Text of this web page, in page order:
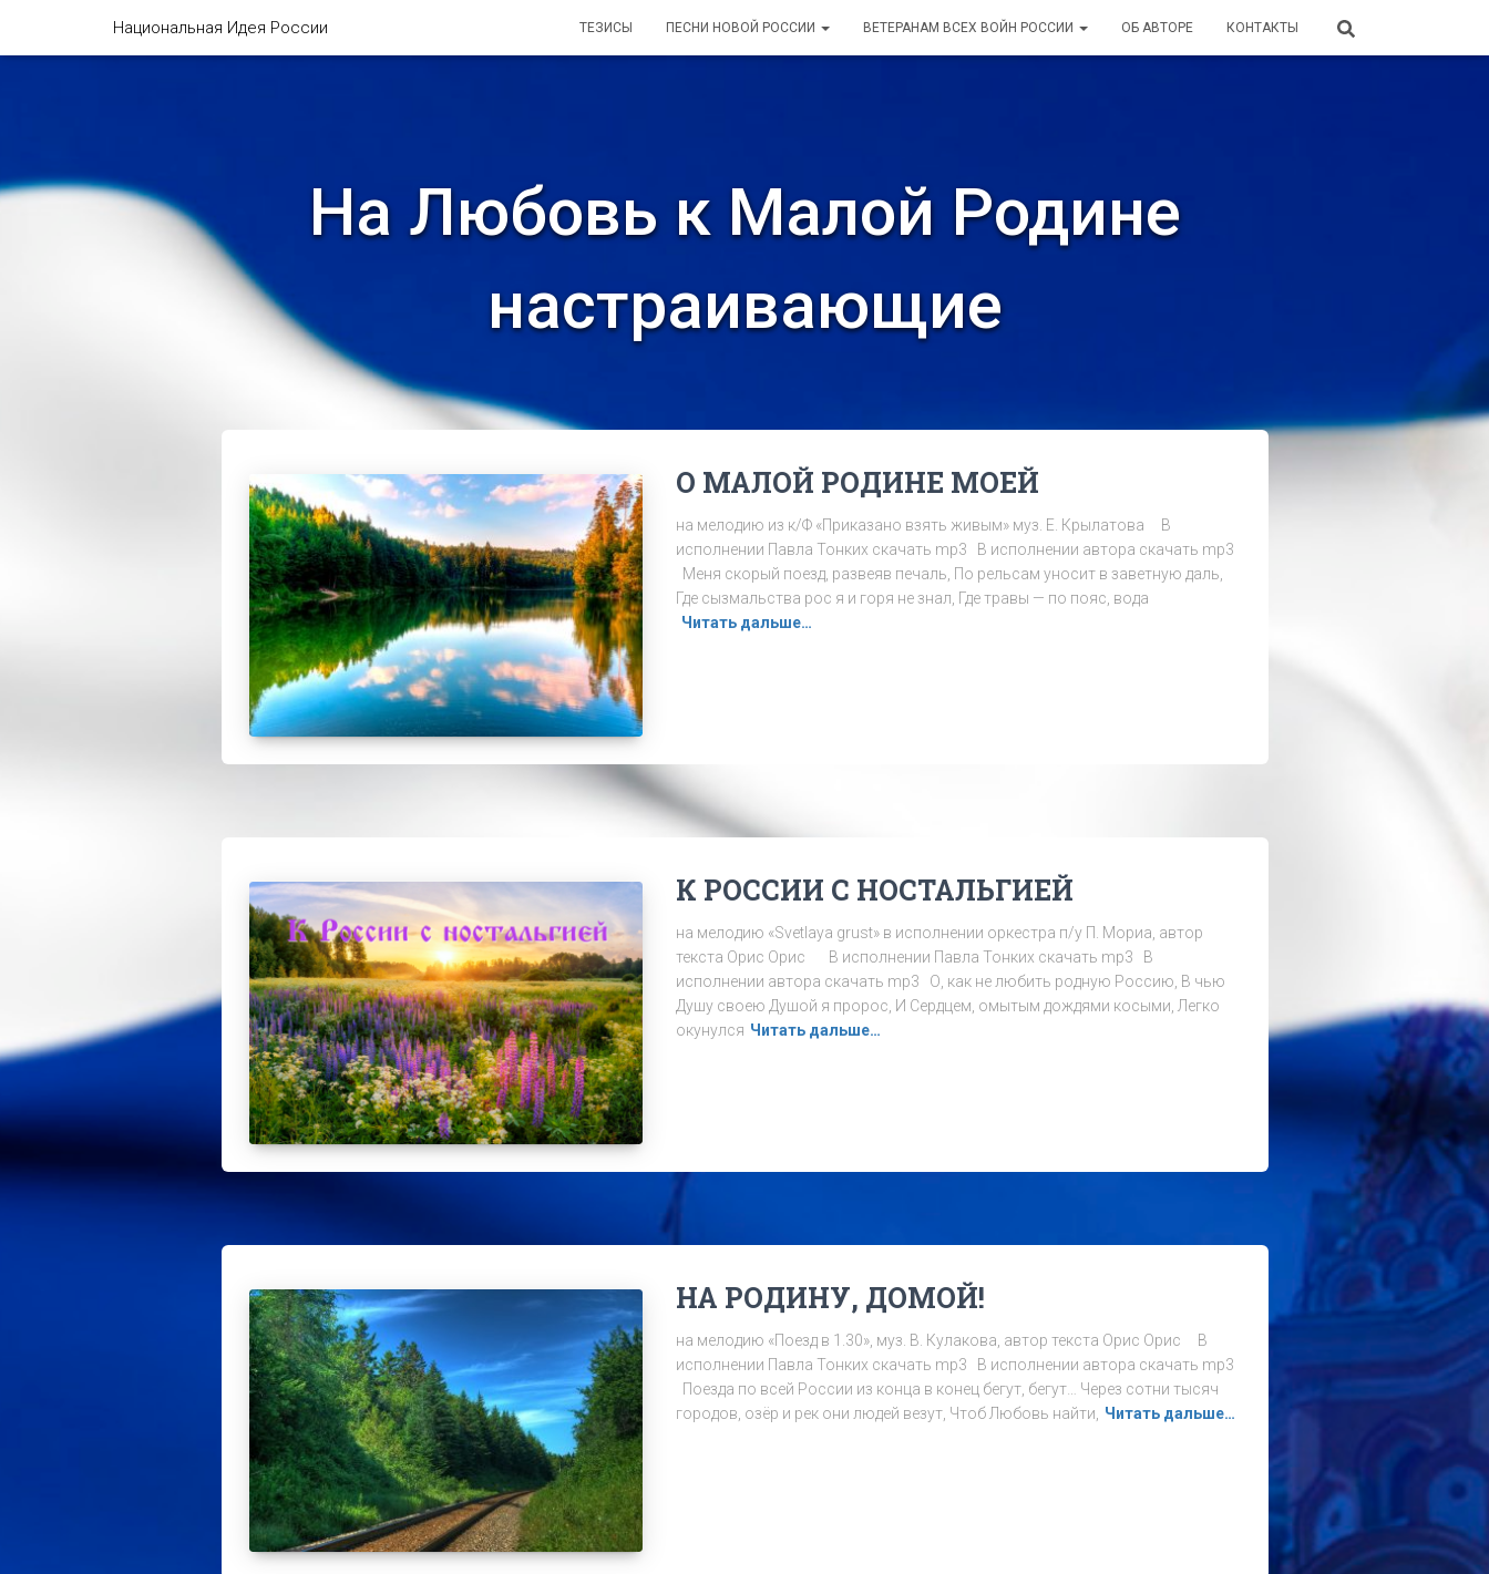
Национальная Идея России ТЕЗИСЫ ПЕСНИ НОВОЙ РОССИИ ВЕТЕРАНАМ ВСЕХ ВОЙН РОССИИ ОБ АВТОРЕ КОНТАКТЫ
На Любовь к Малой Родине
настраивающие
О МАЛОЙ РОДИНЕ МОЕЙ
на мелодию из к/Ф «Приказано взять живым» муз. Е. Крылатова В
исполнении Павла Тонких скачать mp3 В исполнении автора скачать mp3
Меня скорый поезд, развеяв печаль, По рельсам уносит в заветную даль,
Где сызмальства рос я и горя не знал, Где травы — по пояс, вода
Читать дальше…
К РОССИИ С НОСТАЛЬГИЕЙ
на мелодию «Svetlaya grust» в исполнении оркестра п/у П. Мориа, автор
текста Орис Орис В исполнении Павла Тонких скачать mp3 В
исполнении автора скачать mp3 О, как не любить родную Россию, В чью
Душу своею Душой я пророс, И Сердцем, омытым дождями косыми, Легко
окунулся Читать дальше…
НА РОДИНУ, ДОМОЙ!
на мелодию «Поезд в 1.30», муз. В. Кулакова, автор текста Орис Орис В
исполнении Павла Тонких скачать mp3 В исполнении автора скачать mp3
Поезда по всей России из конца в конец бегут, бегут… Через сотни тысяч
городов, озёр и рек они людей везут, Чтоб Любовь найти,
Читать дальше…